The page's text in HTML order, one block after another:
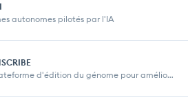
autonomes pilotés par l'IA
Une plateforme d'édition du génome pour amélior...